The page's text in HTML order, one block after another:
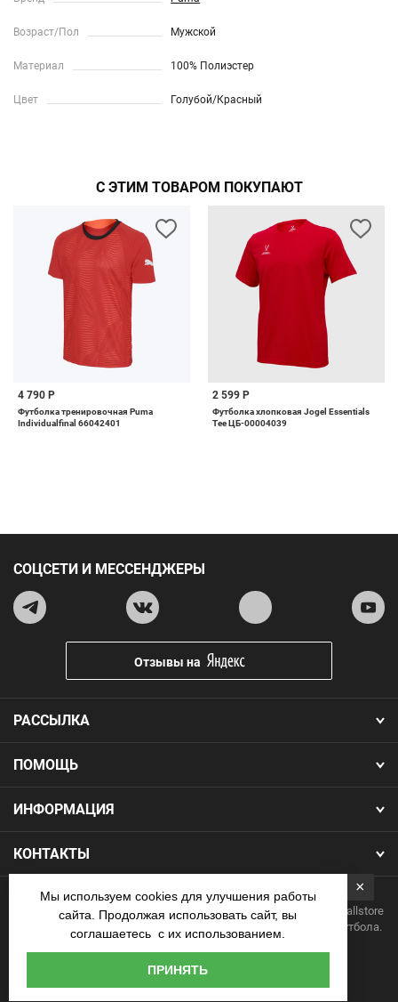
Возраст/Пол Мужской
Материал 100% Полиэстер
Цвет Голубой/Красный
С ЭТИМ ТОВАРОМ ПОКУПАЮТ
4 790 Р
Футболка тренировочная Puma
Individualfinal 66042401
2 599 Р
Футболка хлопковая Jogel Essentials
Tee ЦБ-00004039
ПОМОЩЬ
ИНФОРМАЦИЯ
КОНТАКТЫ
РАССЫЛКА
СОЦСЕТИ И МЕССЕНДЖЕРЫ
Отзывы на
Copyright 2026.Все права защищены. Интернет-магазин Footballstore
— продажа футбольной формы, бутс, мячей и одежды для футбола.
×
Мы используем cookies для улучшения работы
сайта. Продолжая использовать сайт, вы
соглашаетесь с их использованием.
ПРИНЯТЬ